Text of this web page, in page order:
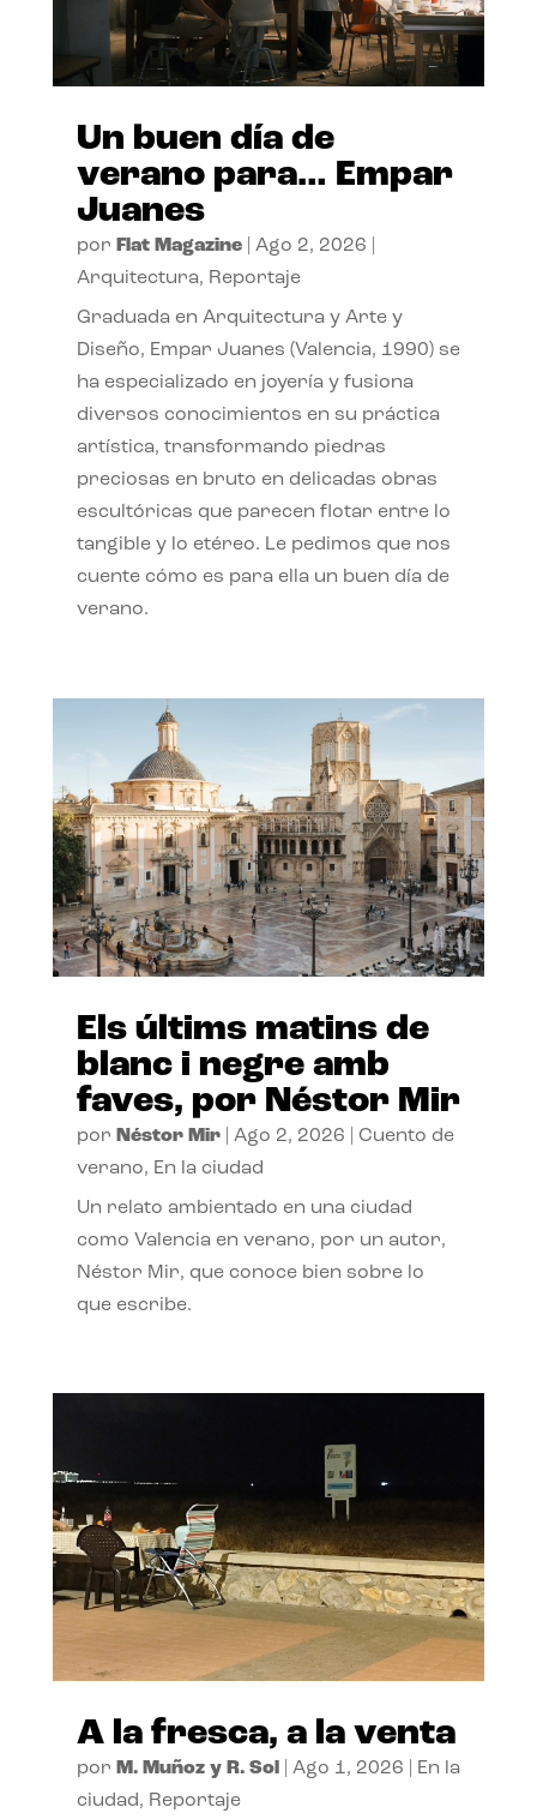
Un buen día de
verano para… Empar
Juanes
por Flat Magazine| Ago 2, 2026
Arquitectura, Reportaje
Graduada en Arquitectura y Arte y
Diseño, Empar Juanes (Valencia, 1990) se
ha especializado en joyería y fusiona
diversos conocimientos en su práctica
artística, transformando piedras
preciosas en bruto en delicadas obras
escultóricas que parecen flotar entre lo
tangible y lo etéreo. Le pedimos que nos
cuente cómo es para ella un buen día de
verano.
Els últims matins de
blanc i negre amb
faves, por Néstor Mir
por Néstor Mir| Ago 2, 2026
Cuento de
verano, En la ciudad
Un relato ambientado en una ciudad
como Valencia en verano, por un autor,
Néstor Mir, que conoce bien sobre lo
que escribe.
A la fresca, a la venta
por M. Muñoz y R. Sol| Ago 1, 2026
En la
ciudad, Reportaje